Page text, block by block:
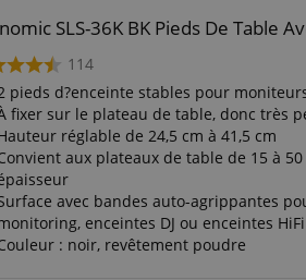
SLS-36K BK Pieds De Table
114
pieds d?enceinte stables pour
fixer sur le plateau de table, donc très
réglable de 24,5 cm à 41,5 cm
aux plateaux de table de 15 à
avec bandes auto-agrippantes
enceintes DJ ou enceintes HiFi
: noir, revêtement poudre